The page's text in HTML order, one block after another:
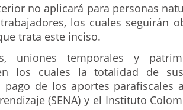
no aplicará para personas
los cuales seguirán
trata este inciso.
uniones temporales y
los cuales la totalidad de
pago de los aportes parafiscales
(SENA) y el Instituto